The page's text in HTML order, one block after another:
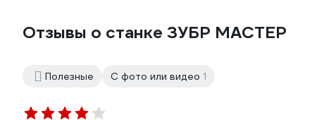
Отзывы о станке ЗУБР МАСТЕР
Полезные С фото или видео 1